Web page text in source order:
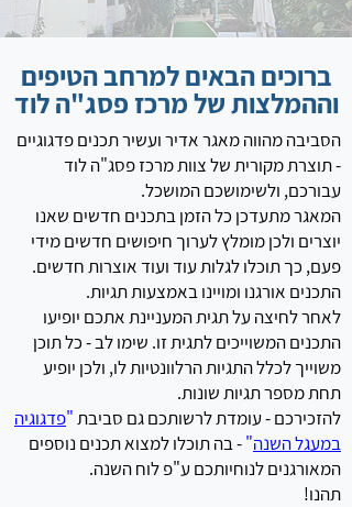
ברוכים הבאים למרחב הטיפים
וההמלצות של מרכז פסג"ה לוד
הסביבה מהווה מאגר אדיר ועשיר תכנים פדגוגיים
- תוצרת מקורית של צוות מרכז פסג"ה לוד
עבורכם, ולשימושכם המושכל.
המאגר מתעדכן כל הזמן בתכנים חדשים שאנו
יוצרים ולכן מומלץ לערוך חיפושים חדשים מידי
פעם, כך תוכלו לגלות עוד ועוד אוצרות חדשים.
התכנים אורגנו ומויינו באמצעות תגיות.
לאחר לחיצה על תגית המעניינת אתכם יופיעו
התכנים המשוייכים לתגית זו. שימו לב - כל תוכן
משוייך לכלל התגיות הרלוונטיות לו, ולכן יופיע
תחת מספר תגיות שונות.
להזכירכם - עומדת לרשותכם גם סביבת"פדגוגיה
במעגל השנה"- בה תוכלו למצוא תכנים נוספים
המאורגנים לנוחיותכם ע"פ לוח השנה.
תהנו!